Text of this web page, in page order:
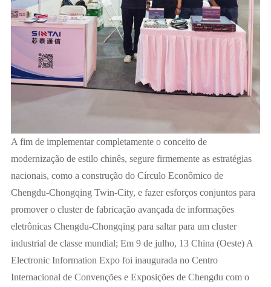
A fim de implementar completamente o conceito de
modernização de estilo chinês, segure firmemente as estratégias
nacionais, como a construção do Círculo Econômico de
Chengdu-Chongqing Twin-City, e fazer esforços conjuntos para
promover o cluster de fabricação avançada de informações
eletrônicas Chengdu-Chongqing para saltar para um cluster
industrial de classe mundial; Em 9 de julho, 13 China (Oeste) A
Electronic Information Expo foi inaugurada no Centro
Internacional de Convenções e Exposições de Chengdu com o